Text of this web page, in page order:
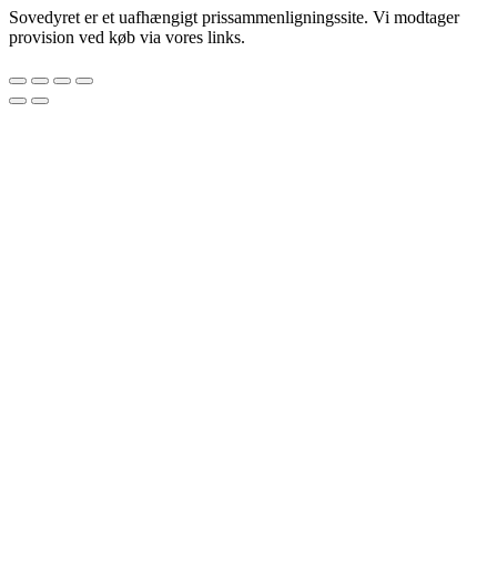
Sovedyret er et uafhængigt prissammenligningssite. Vi modtager
provision ved køb via vores links.